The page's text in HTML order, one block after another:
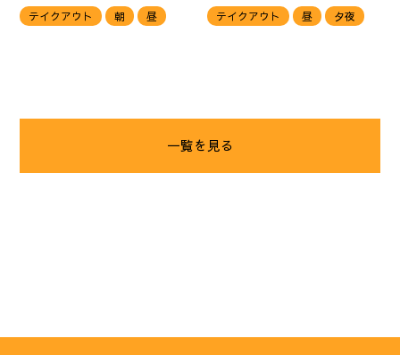
テイクアウト 朝 昼 テイクアウト 昼 夕夜
一覧を見る